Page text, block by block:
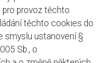
provoz těchto
těchto cookies do
smyslu ustanovení §
Sb., o